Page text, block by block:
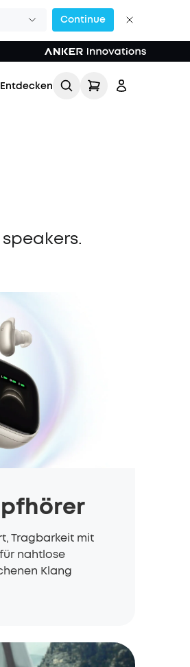
Continue
Entdecken
ein & erhalte
pro Empfehlung
Tragbarkeit mit
nahtlose
Klang